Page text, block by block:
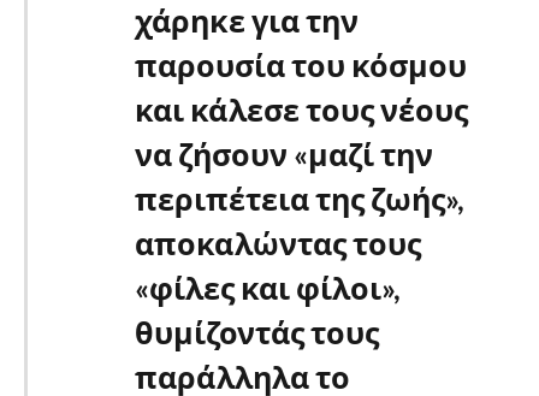
χάρηκε για την
παρουσία του κόσμου
και κάλεσε τους νέους
να ζήσουν «μαζί την
περιπέτεια της ζωής»,
αποκαλώντας τους
«φίλες και φίλοι»,
θυμίζοντάς τους
παράλληλα το